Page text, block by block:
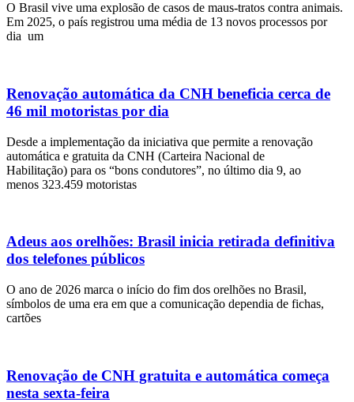
O Brasil vive uma explosão de casos de maus-tratos contra animais.
Em 2025, o país registrou uma média de 13 novos processos por
dia um
Renovação automática da CNH beneficia cerca de
46 mil motoristas por dia
Desde a implementação da iniciativa que permite a renovação
automática e gratuita da CNH (Carteira Nacional de
Habilitação) para os “bons condutores”, no último dia 9, ao
menos 323.459 motoristas
Adeus aos orelhões: Brasil inicia retirada definitiva
dos telefones públicos
O ano de 2026 marca o início do fim dos orelhões no Brasil,
símbolos de uma era em que a comunicação dependia de fichas,
cartões
Renovação de CNH gratuita e automática começa
nesta sexta-feira